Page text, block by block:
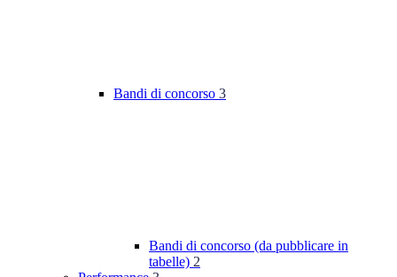
Bandi di concorso 3
Bandi di concorso (da pubblicare in
tabelle) 2